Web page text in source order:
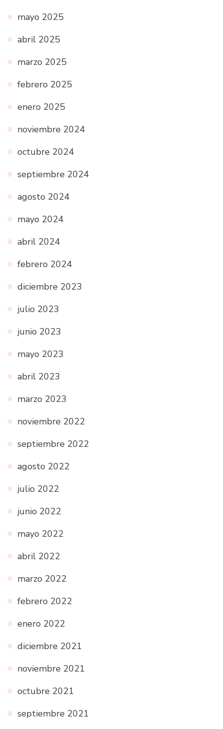
mayo 2025
abril 2025
marzo 2025
febrero 2025
enero 2025
noviembre 2024
octubre 2024
septiembre 2024
agosto 2024
mayo 2024
abril 2024
febrero 2024
diciembre 2023
julio 2023
junio 2023
mayo 2023
abril 2023
marzo 2023
noviembre 2022
septiembre 2022
agosto 2022
julio 2022
junio 2022
mayo 2022
abril 2022
marzo 2022
febrero 2022
enero 2022
diciembre 2021
noviembre 2021
octubre 2021
septiembre 2021